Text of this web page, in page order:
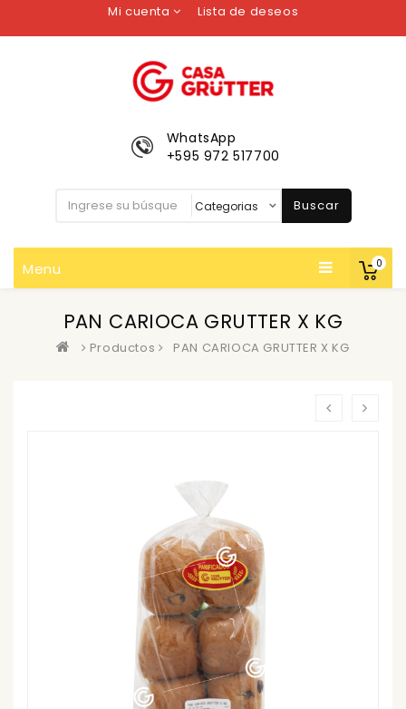
Mi cuenta Lista de deseos
0
WhatsApp
+595 972 517700
Buscar
Menu
PAN CARIOCA GRUTTER X KG
Productos PAN CARIOCA GRUTTER X KG